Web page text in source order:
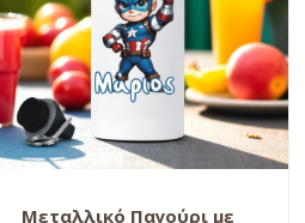
Μεταλλικό Παγούρι με